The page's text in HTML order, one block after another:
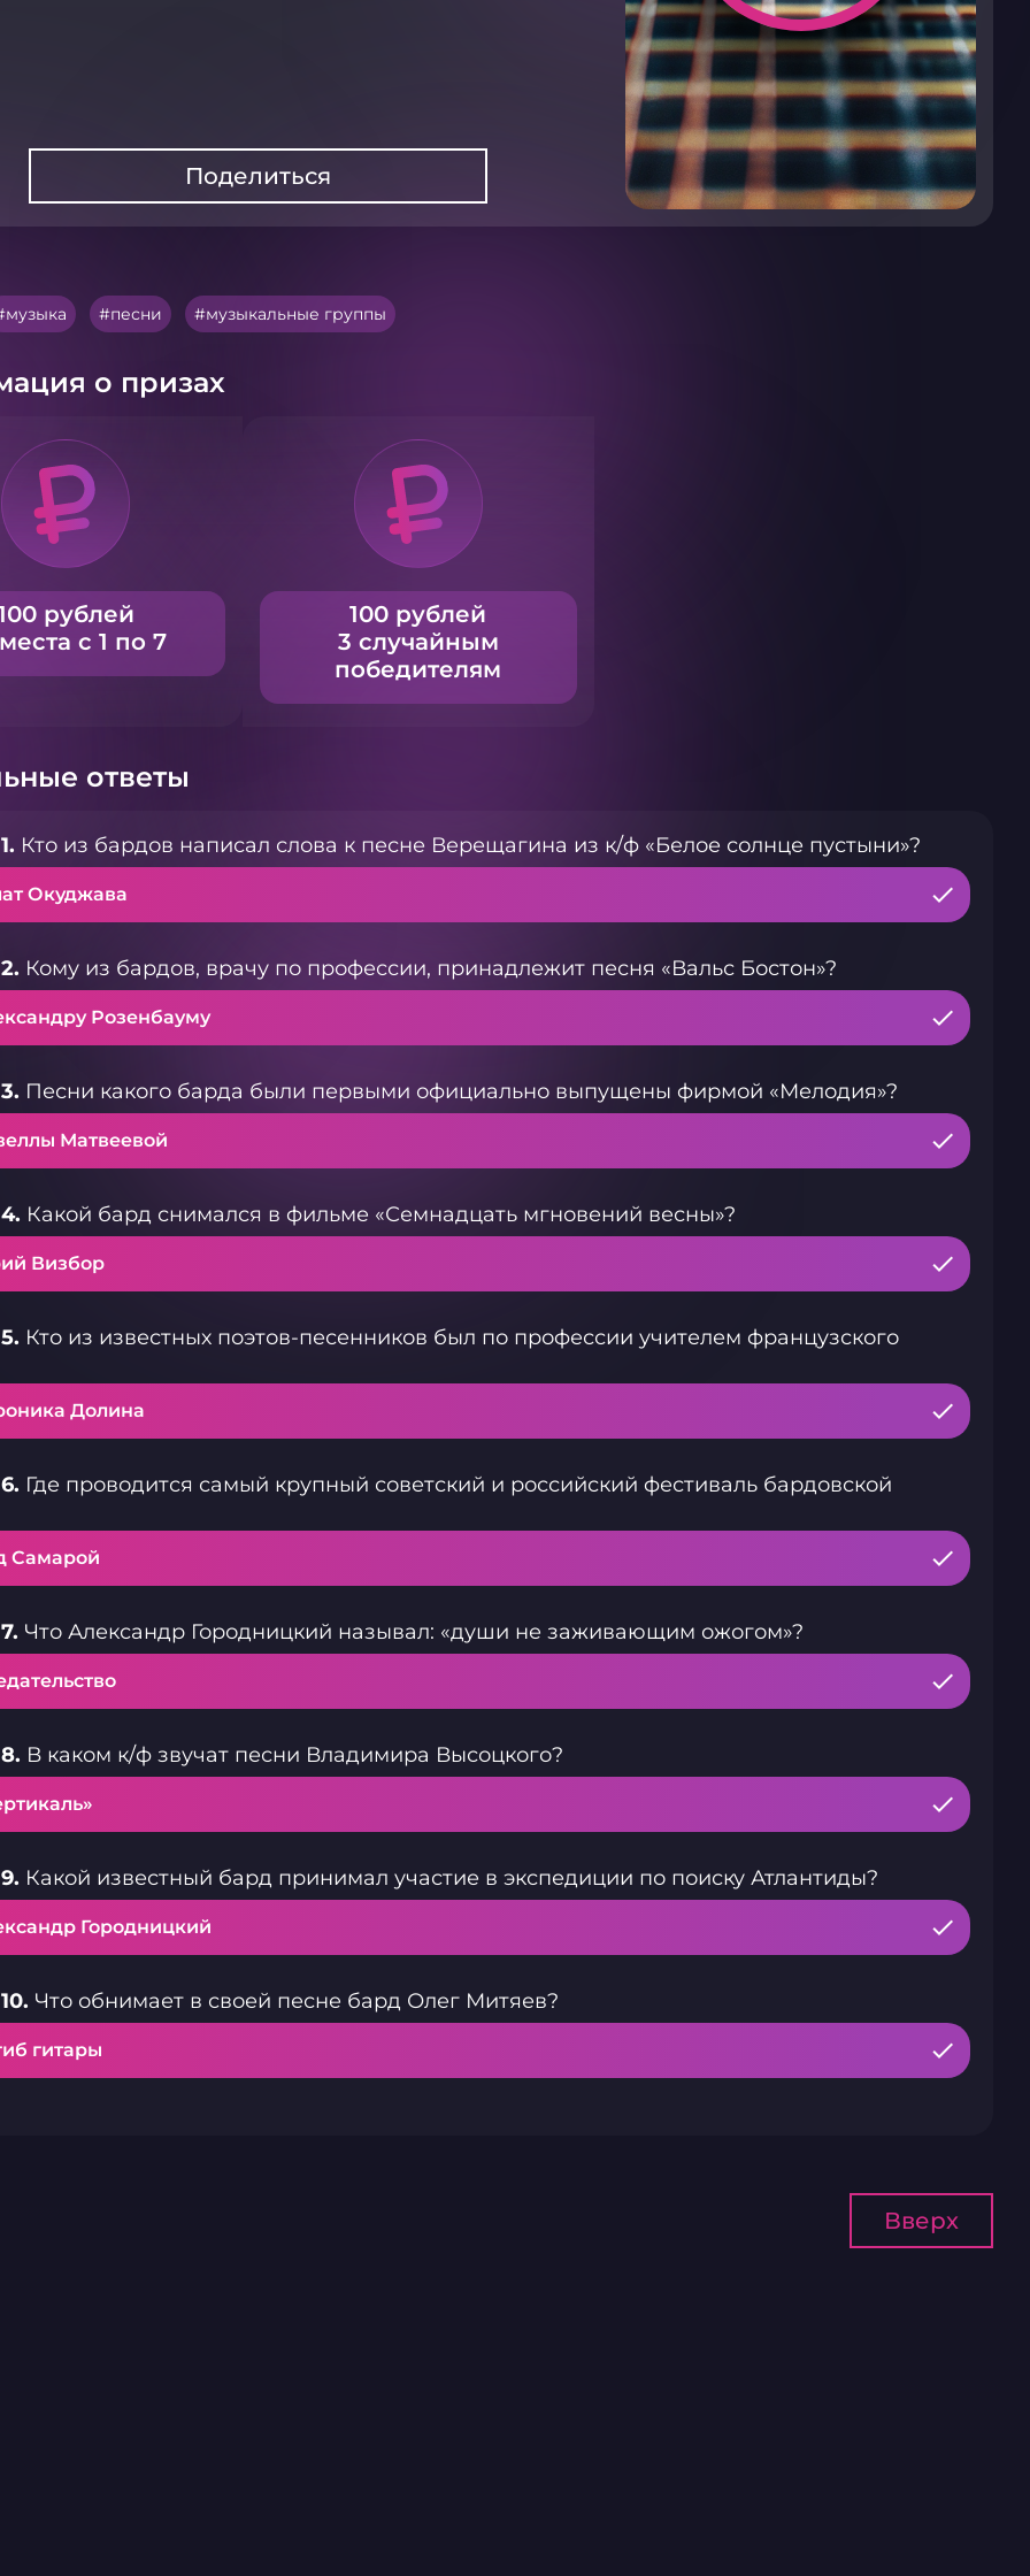
Поделиться
музыка песни музыкальные группы
о призах
рублей
с 1 по 7
100 рублей
3 случайным
победителям
ответы
Кто из бардов написал слова к песне Верещагина из к/ф «Белое солнце пустыни»?
Окуджава
Кому из бардов, врачу по профессии, принадлежит песня «Вальс Бостон»?
Розенбауму
Песни какого барда были первыми официально выпущены фирмой «Мелодия»?
Матвеевой
Какой бард снимался в фильме «Семнадцать мгновений весны»?
Визбор
Кто из известных поэтов-песенников был по профессии учителем французского
Долина
Где проводится самый крупный советский и российский фестиваль бардовской
Самарой
Что Александр Городницкий называл: «души не заживающим ожогом»?
В каком к/ф звучат песни Владимира Высоцкого?
Какой известный бард принимал участие в экспедиции по поиску Атлантиды?
Городницкий
Что обнимает в своей песне бард Олег Митяев?
гитары
Вверх